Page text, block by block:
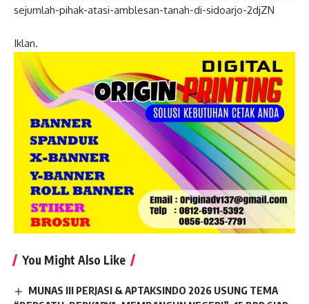
sejumlah-pihak-atasi-amblesan-tanah-di-sidoarjo-2djZN
Iklan.
You Might Also Like
MUNAS III PERJASI & APTAKSINDO 2026 USUNG TEMA